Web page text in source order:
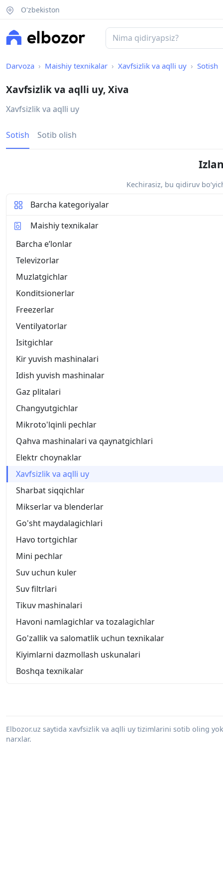
O'zbekiston
Darvoza Maishiy texnikalar Xavfsizlik va aqlli uy Sotish
Xavfsizlik va aqlli uy, Xiva
Xavfsizlik va aqlli uy
Sotish Sotib olish
Kechirasiz, bu qidiruv
Barcha kategoriyalar
Maishiy texnikalar
Barcha eʼlonlar
Televizorlar
Muzlatgichlar
Konditsionerlar
Freezerlar
Ventilyatorlar
Isitgichlar
Kir yuvish mashinalari
Idish yuvish mashinalar
Gaz plitalari
Changyutgichlar
Mikroto'lqinli pechlar
Qahva mashinalari va qaynatgichlari
Elektr choynaklar
Xavfsizlik va aqlli uy
Sharbat siqqichlar
Mikserlar va blenderlar
Go'sht maydalagichlari
Havo tortgichlar
Mini pechlar
Suv uchun kuler
Suv filtrlari
Tikuv mashinalari
Havoni namlagichlar va tozalagichlar
Go'zallik va salomatlik uchun texnikalar
Kiyimlarni dazmollash uskunalari
Boshqa texnikalar
Elbozor.uz saytida xavfsizlik va aqlli uy tizimlarini sotib oling
narxlar.